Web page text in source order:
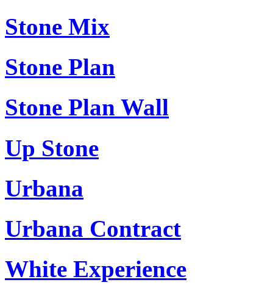
Stone Mix
Stone Plan
Stone Plan Wall
Up Stone
Urbana
Urbana Contract
White Experience